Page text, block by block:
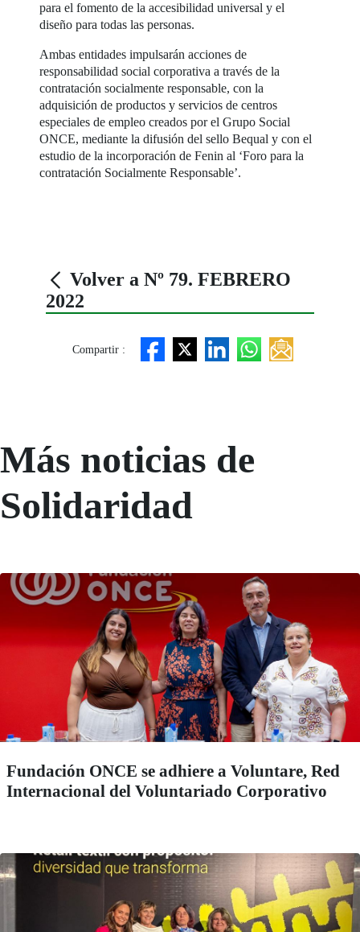
para el fomento de la accesibilidad universal y el
diseño para todas las personas.
Ambas entidades impulsarán acciones de
responsabilidad social corporativa a través de la
contratación socialmente responsable, con la
adquisición de productos y servicios de centros
especiales de empleo creados por el Grupo Social
ONCE, mediante la difusión del sello Bequal y con el
estudio de la incorporación de Fenin al ‘Foro para la
contratación Socialmente Responsable’.
Volver a Nº 79. FEBRERO
2022
Compartir :
Más noticias de
Solidaridad
Fundación ONCE se adhiere a Voluntare, Red
Internacional del Voluntariado Corporativo